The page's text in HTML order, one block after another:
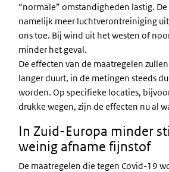
“normale” omstandigheden lastig.
namelijk meer luchtverontreiniging
ons toe. Bij wind uit het westen of
minder het geval.
De effecten van de maatregelen
langer duurt, in de metingen steeds
worden. Op specifieke locaties,
drukke wegen, zijn de effecten nu al
In Zuid-Europa minder
weinig afname fijnstof
De maatregelen die tegen Covid-19